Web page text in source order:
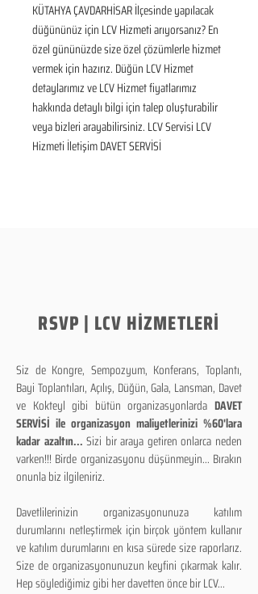
KÜTAHYA ÇAVDARHİSAR İlçesinde yapılacak
düğününüz için LCV Hizmeti arıyorsanız? En
özel gününüzde size özel çözümlerle hizmet
vermek için hazırız. Düğün LCV Hizmet
detaylarımız ve LCV Hizmet fiyatlarımız
hakkında detaylı bilgi için talep oluşturabilir
veya bizleri arayabilirsiniz. LCV Servisi LCV
Hizmeti İletişim DAVET SERVİSİ
RSVP | LCV HİZMETLERİ
Siz de Kongre, Sempozyum, Konferans, Toplantı,
Bayi Toplantıları, Açılış, Düğün, Gala, Lansman, Davet
ve Kokteyl gibi bütün organizasyonlarda DAVET
SERVİSİ ile organizasyon maliyetlerinizi %60'lara
kadar azaltın...Sizi bir araya getiren onlarca neden
varken!!! Birde organizasyonu düşünmeyin... Bırakın
onunla biz ilgileniriz.
Davetlilerinizin organizasyonunuza katılım
durumlarını netleştirmek için birçok yöntem kullanır
ve katılım durumlarını en kısa sürede size raporlarız.
Size de organizasyonunuzun keyfini çıkarmak kalır.
Hep söylediğimiz gibi her davetten önce bir LCV...